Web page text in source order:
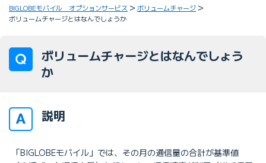
BIGLOBEモバイル オプションサービス
ボリュームチャージ
ボリュームチャージとはなんでしょうか
ボリュームチャージとはなんでしょう
か
説明
「BIGLOBEモバイル」では、その月の通信量の合計が基準値